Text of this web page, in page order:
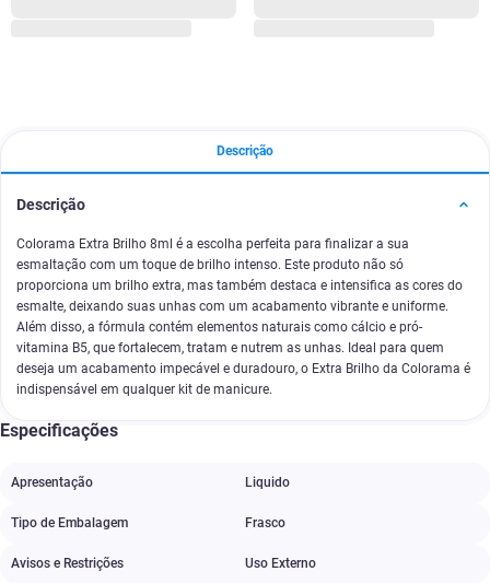
Descrição
Descrição
Colorama Extra Brilho 8ml é a escolha perfeita para finalizar a sua
esmaltação com um toque de brilho intenso. Este produto não só
proporciona um brilho extra, mas também destaca e intensifica as cores do
esmalte, deixando suas unhas com um acabamento vibrante e uniforme.
Além disso, a fórmula contém elementos naturais como cálcio e pró-
vitamina B5, que fortalecem, tratam e nutrem as unhas. Ideal para quem
deseja um acabamento impecável e duradouro, o Extra Brilho da Colorama é
indispensável em qualquer kit de manicure.
Especificações
Apresentação Liquido
Tipo de Embalagem Frasco
Avisos e Restrições Uso Externo